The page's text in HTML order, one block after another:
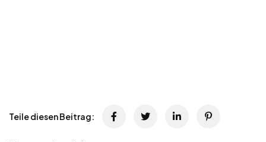
Teile diesen Beitrag: